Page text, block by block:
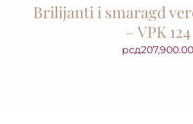
Brilijanti i smaragd
– VPK 124
рсд207,900.00